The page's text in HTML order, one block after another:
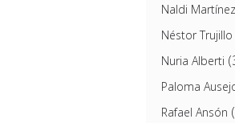
Naldi Martínez
Néstor Trujillo
Nuria Alberti
Paloma
Rafael Ansón